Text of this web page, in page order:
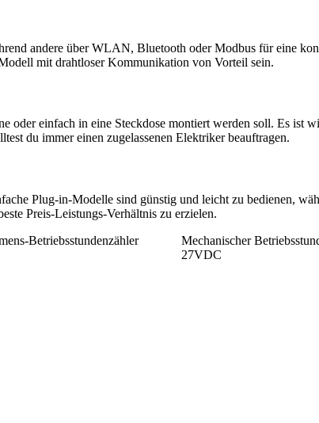
andere über WLAN, Bluetooth oder Modbus für eine
mit drahtloser Kommunikation von Vorteil sein.
einfach in eine Steckdose montiert werden soll. Es ist
du immer einen zugelassenen Elektriker beauftragen.
Plug-in-Modelle sind günstig und leicht zu bedienen,
Preis-Leistungs-Verhältnis zu erzielen.
Betriebsstundenzähler
Mechanischer
27VDC